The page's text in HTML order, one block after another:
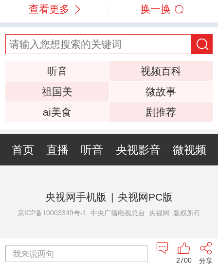
查看更多 换一换
听音
视频百科
祖国美
微故事
ai美食
剧推荐
首页 直播 听音 央视影音 微视频
央视网手机版 | 央视网PC版
京ICP备10003349号-1 中央广播电视总台 央视网 版权所有
我来说两句
分享
2700